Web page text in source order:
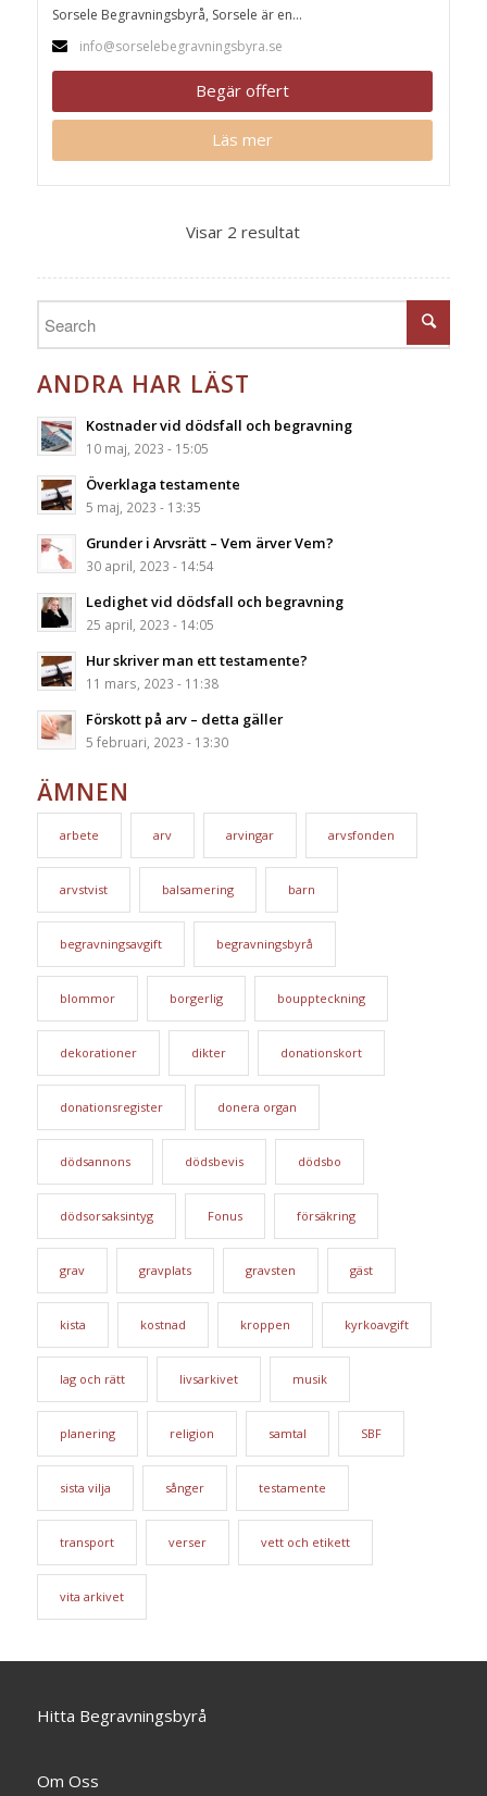
Sorsele Begravningsbyrå, Sorsele är en...
info@sorselebegravningsbyra.se
Begär offert
Läs mer
Visar 2 resultat
ANDRA HAR LÄST
Kostnader vid dödsfall och begravning
10 maj, 2023 - 15:05
Överklaga testamente
5 maj, 2023 - 13:35
Grunder i Arvsrätt – Vem ärver Vem?
30 april, 2023 - 14:54
Ledighet vid dödsfall och begravning
25 april, 2023 - 14:05
Hur skriver man ett testamente?
11 mars, 2023 - 11:38
Förskott på arv – detta gäller
5 februari, 2023 - 13:30
ÄMNEN
arbete arv arvingar arvsfonden
arvstvist balsamering barn
begravningsavgift begravningsbyrå
blommor borgerlig bouppteckning
dekorationer dikter donationskort
donationsregister donera organ
dödsannons dödsbevis dödsbo
dödsorsaksintyg Fonus försäkring
grav gravplats gravsten gäst
kista kostnad kroppen kyrkoavgift
lag och rätt livsarkivet musik
planering religion samtal SBF
sista vilja sånger testamente
transport verser vett och etikett
vita arkivet
Hitta Begravningsbyrå
Om Oss